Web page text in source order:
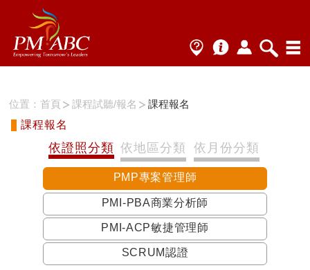
位置：首頁 課程試聽/報名
課程報名
課程報名
依證照分類 依地區分類 依月份分類
PMP專案管理師
PMI-PBA商業分析師
PMI-ACP敏捷管理師
SCRUM認證